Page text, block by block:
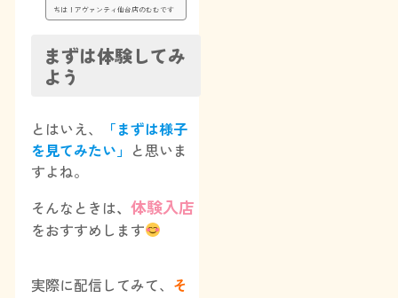
ちは！アヴァンティ仙台店のむむです
お店があるけど、どこを選んだらいい
のか分からない！と混乱しますよね。
でも…同じチャットレディでも、お店
く変わってくるんです。設備・サポー
ト・還元制度を見るぱっと見の広告文
だけでは分からないことも多いと思い
ます。ぜひ、こんなところを見比べて
実しているか、衣装・機材・コスメは
揃っているかサポート...
まずは体験してみ
よう
とはいえ、
「まずは様子
を見てみたい」 と思いま
すよね。
そんなときは、 体験入店
をおすすめします
実際に配信してみて、 そ